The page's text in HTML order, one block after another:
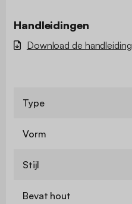
Handleidingen
Download de handleiding
Type
Vorm
Stijl
Bevat hout